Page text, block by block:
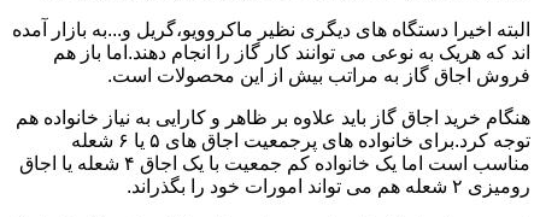
البته اخیرا دستگاه های دیگری نظیر ماکروویو،گریل و...به بازار آمده
اند که هریک به نوعی می توانند کار گاز را انجام دهند.اما باز هم
فروش اجاق گاز به مراتب بیش از این محصولات است.
هنگام خرید اجاق گاز باید علاوه بر ظاهر و کارایی به نیاز خانواده هم
توجه کرد.برای خانواده های پرجمعیت اجاق های ۵ یا ۶ شعله
مناسب است اما یک خانواده کم جمعیت با یک اجاق ۴ شعله یا اجاق
رومیزی ۲ شعله هم می تواند امورات خود را بگذراند.